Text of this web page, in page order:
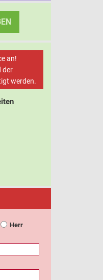
an!
der
werden.
Herr